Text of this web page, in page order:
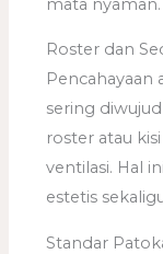
Roster dan
sering
roster atau
ventilasi. Hal
estetis
Standar